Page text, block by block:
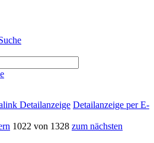
Detailanzeige Detailanzeige per E-
1022 von 1328 zum nächsten